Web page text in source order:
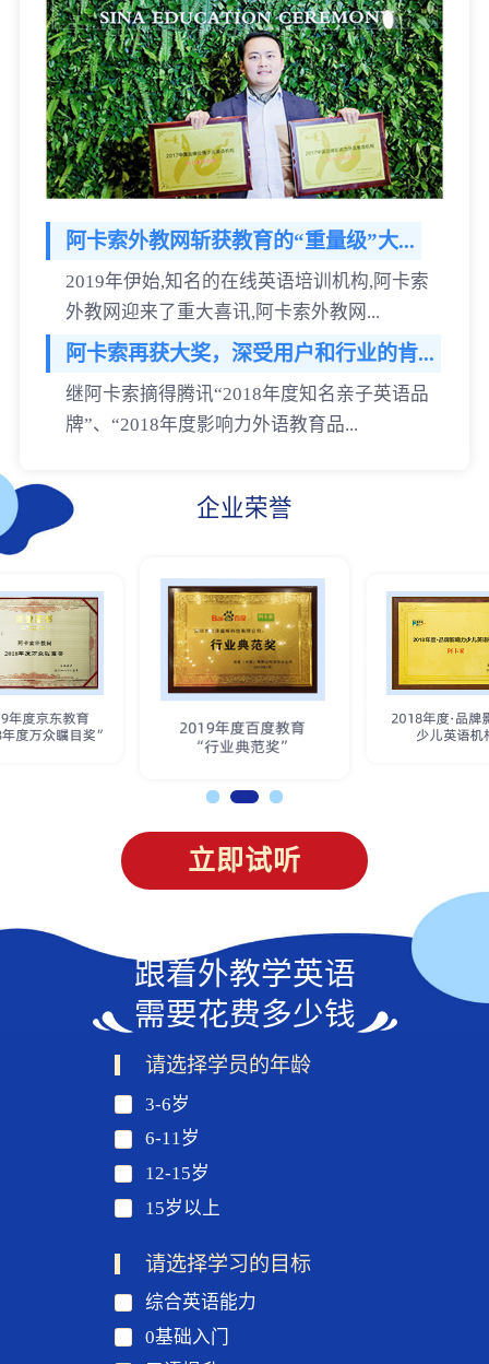
阿卡索外教网斩获教育的“重量级”大...
2019年伊始,知名的在线英语培训机构,阿卡索
外教网迎来了重大喜讯,阿卡索外教网...
阿卡索再获大奖，深受用户和行业的肯...
继阿卡索摘得腾讯“2018年度知名亲子英语品
牌”、“2018年度影响力外语教育品...
企业荣誉
立即试听
跟着外教学英语
需要花费多少钱
请选择学员的年龄
3-6岁
6-11岁
12-15岁
15岁以上
请选择学习的目标
综合英语能力
0基础入门